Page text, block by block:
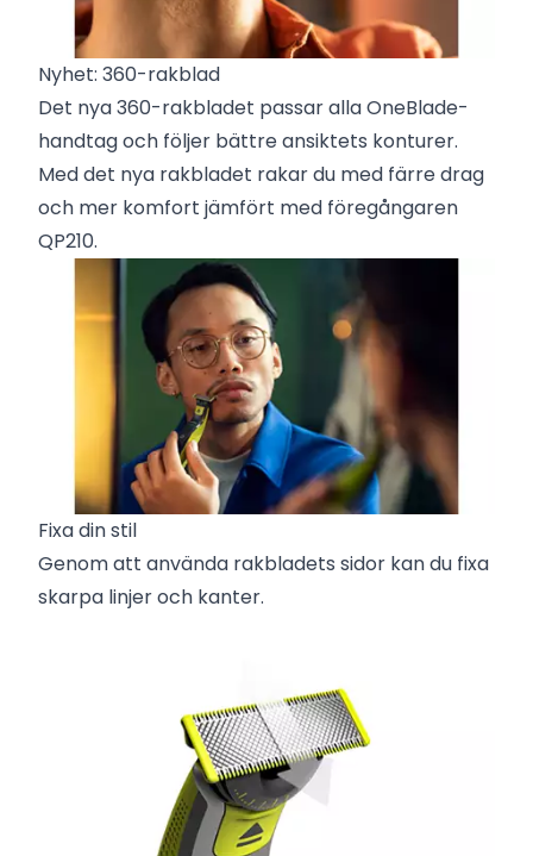
Nyhet: 360-rakblad
Det nya 360-rakbladet passar alla OneBlade-
handtag och följer bättre ansiktets konturer.
Med det nya rakbladet rakar du med färre drag
och mer komfort jämfört med föregångaren
QP210.
Fixa din stil
Genom att använda rakbladets sidor kan du fixa
skarpa linjer och kanter.